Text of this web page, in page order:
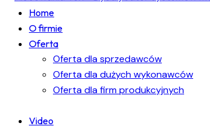
Home
O firmie
Oferta
Oferta dla sprzedawców
Oferta dla dużych wykonawców
Oferta dla firm produkcyjnych
Video